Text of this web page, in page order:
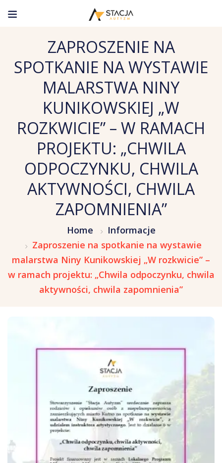
ZAPROSZENIE NA
SPOTKANIE NA WYSTAWIE
MALARSTWA NINY
KUNIKOWSKIEJ „W
ROZKWICIE” – W RAMACH
PROJEKTU: „CHWILA
ODPOCZYNKU, CHWILA
AKTYWNOŚCI, CHWILA
ZAPOMNIENIA”
Home
Informacje
Zaproszenie na spotkanie na wystawie
malarstwa Niny Kunikowskiej „W rozkwicie” –
w ramach projektu: „Chwila odpoczynku, chwila
aktywności, chwila zapomnienia”